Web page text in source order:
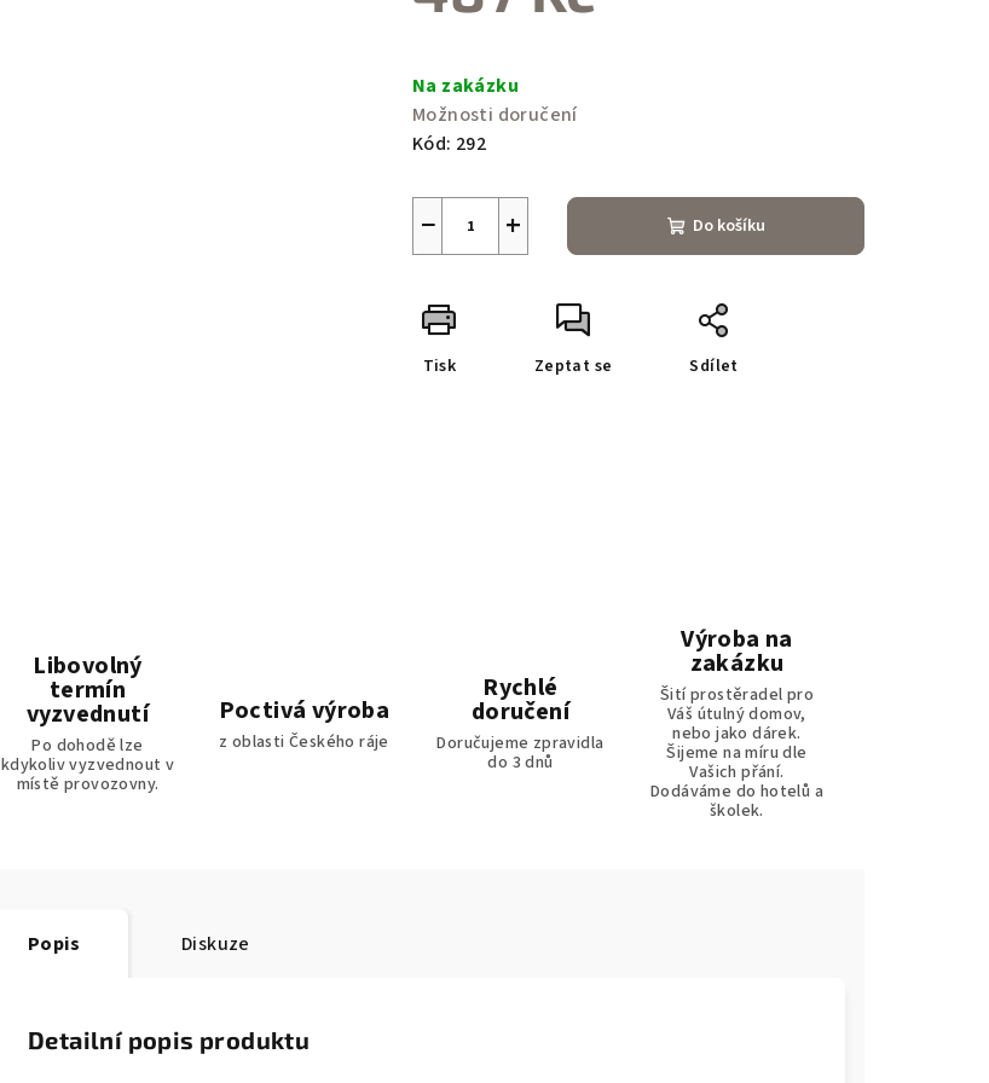
cena:
Na zakázku
Možnosti doručení
Kód: 292
+
− Do košíku
Tisk Zeptat se Sdílet
Libovolný
termín
vyzvednutí
Po dohodě lze
kdykoliv vyzvednout v
místě provozovny.
Poctivá výroba
z oblasti Českého ráje
Rychlé
doručení
Doručujeme zpravidla
do 3 dnů
Výroba na
zakázku
Šití prostěradel pro
Váš útulný domov,
nebo jako dárek.
Šijeme na míru dle
Vašich přání.
Dodáváme do hotelů a
školek.
Popis Diskuze
Detailní popis produktu